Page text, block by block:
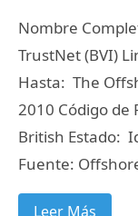
Nombre
TrustNet (BVI)
Hasta: The
2010 Código de
British Estado:
Fuente:
Leer Más